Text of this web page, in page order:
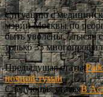
Ситуацию с
мэрии Москвы по
быть уволены 7 тысяч
только 35
Предыдущая статья
ночной туман
Следующая статьяВ